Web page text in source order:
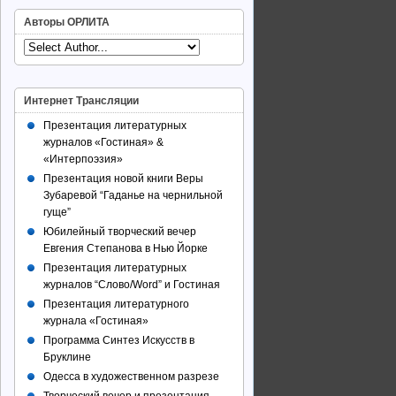
Авторы ОРЛИТА
Интернет Трансляции
Презентация литературных
журналов «Гостиная» &
«Интерпоэзия»
Презентация новой книги Веры
Зубаревой “Гаданье на чернильной
гуще”
Юбилейный творческий вечер
Евгения Степанова в Нью Йорке
Презентация литературных
журналов “Слово/Word” и Гостиная
Презентация литературного
журнала «Гостиная»
Программа Синтез Искусств в
Бруклине
Одесса в художественном разрезе